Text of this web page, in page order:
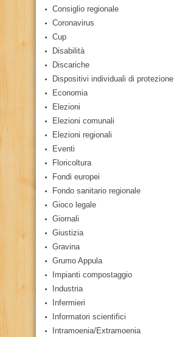
Consiglio regionale
Coronavirus
Cup
Disabilità
Discariche
Dispositivi individuali di protezione
Economia
Elezioni
Elezioni comunali
Elezioni regionali
Eventi
Floricoltura
Fondi europei
Fondo sanitario regionale
Gioco legale
Giornali
Giustizia
Gravina
Grumo Appula
Impianti compostaggio
Industria
Infermieri
Informatori scientifici
Intramoenia/Extramoenia